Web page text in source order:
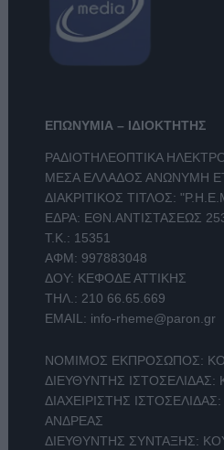
ΕΠΩΝΥΜΙΑ – ΙΔΙΟΚΤΗΤΗΣ
ΡΑΔΙΟΤΗΛΕΟΠΤΙΚΑ
ΜΕΣΑ ΕΛΛΑΔΟΣ ΑΝΩΝΥΜΗ
ΔΙΑΚΡΙΤΙΚΟΣ ΤΙΤΛΟΣ:
ΕΔΡΑ: ΕΘΝ.ΑΝΤΙΣΤΑΣΕΩΣ
Τ.Κ.: 15351
ΑΦΜ: 997883048
ΔΟΥ: ΚΕΦΟΔΕ ΑΤΤΙΚΗΣ
ΤΗΛ.: 210 66.65.669
EMAIL: info-rheme@paron.gr
ΝΟΜΙΜΟΣ ΕΚΠΡΟΣΩΠΟΣ:
ΔΙΕΥΘΥΝΤΗΣ
ΔΙΑΧΕΙΡΙΣΤΗΣ
ΑΝΔΡΕΑΣ
ΔΙΕΥΘΥΝΤΗΣ ΣΥΝΤΑΞΗΣ: